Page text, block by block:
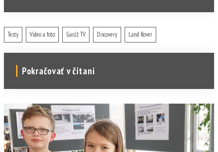
Testy Video a foto Garáž TV Discovery Land Rover
Pokračovať v čítaní